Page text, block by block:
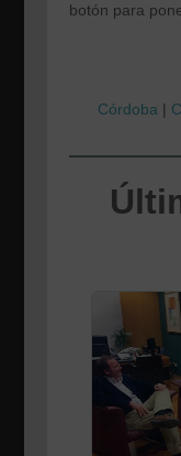
botón para
Córdoba|